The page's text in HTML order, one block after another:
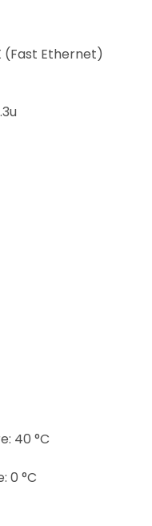
(Fast Ethernet)
40 °C
0 °C